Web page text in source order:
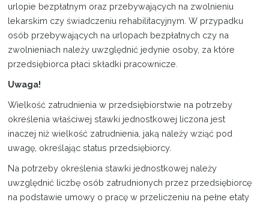
urlopie bezpłatnym oraz przebywających na zwolnieniu
lekarskim czy świadczeniu rehabilitacyjnym. W przypadku
osób przebywających na urlopach bezpłatnych czy na
zwolnieniach należy uwzględnić jedynie osoby, za które
przedsiębiorca płaci składki pracownicze.
Uwaga!
Wielkość zatrudnienia w przedsiębiorstwie na potrzeby
określenia właściwej stawki jednostkowej liczona jest
inaczej niż wielkość zatrudnienia, jaką należy wziąć pod
uwagę, określając status przedsiębiorcy.
Na potrzeby określenia stawki jednostkowej należy
uwzględnić liczbę osób zatrudnionych przez przedsiębiorcę
na podstawie umowy o pracę w przeliczeniu na pełne etaty